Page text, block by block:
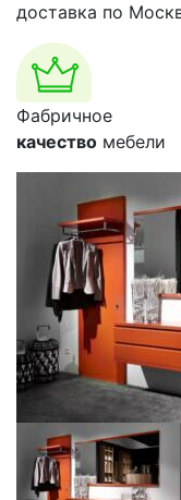
доставка по
Фабричное
качество мебели